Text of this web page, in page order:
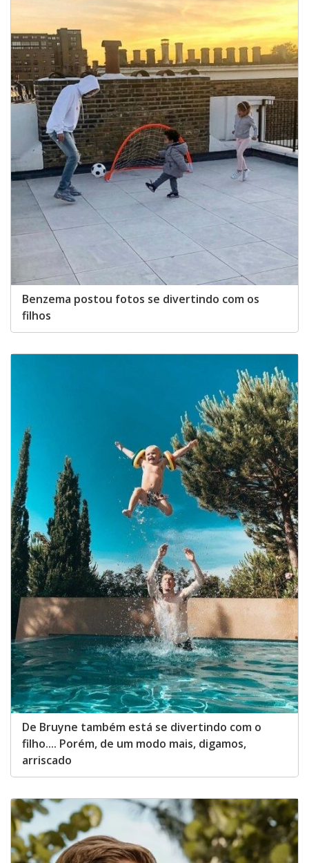
Benzema postou fotos se divertindo com os
filhos
De Bruyne também está se divertindo com o
filho.... Porém, de um modo mais, digamos,
arriscado